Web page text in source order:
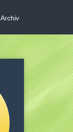
Archiv